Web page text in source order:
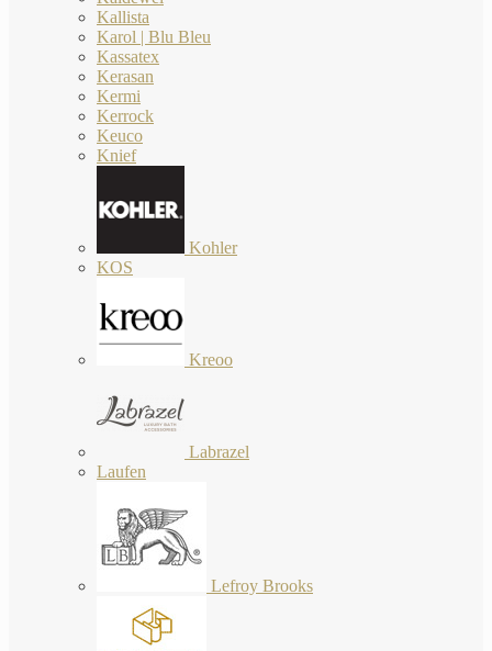
Kallista
Karol | Blu Bleu
Kassatex
Kerasan
Kermi
Kerrock
Keuco
Knief
Kohler
KOS
Kreoo
Labrazel
Laufen
Lefroy Brooks